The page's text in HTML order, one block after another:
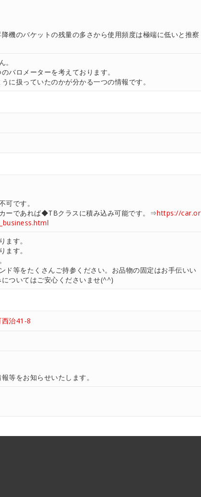
機のバケットの残量の多さから使用頻度は極端に低いと推察
。
バロメーターを考えております。
に扱っていたのかが分かる一つの情報です。
可です。
ーであれば◆TBクラスに積み込み可能です。⇒https://car.or
ます。
ます。
ド等をたくさんご持参ください。お品物の固定はお手伝いい
ついてはご安心くださいませ(^^)
治41-8
等をお知らせいたします。